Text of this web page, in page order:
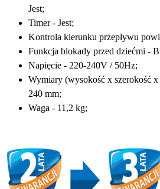
Jest;
Timer - Jest;
Kontrola kierunku przepływu
Funkcja blokady przed dziećmi -
Napięcie - 220-240V / 50Hz;
Wymiary (wysokość x szerokość
240 mm;
Waga - 11,2 kg;